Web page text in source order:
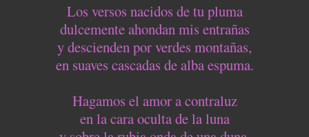
Los versos nacidos de tu pluma
dulcemente ahondan mis entrañas
y descienden por verdes montañas,
en suaves cascadas de alba espuma.
Hagamos el amor a contraluz
en la cara oculta de la luna